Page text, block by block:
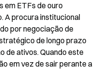
em ETFs de ouro
A procura institucional
por negociação de
de longo prazo
de ativos. Quando este
em vez de sair perante a